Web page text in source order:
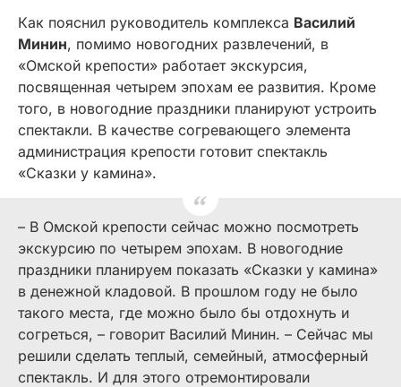
Как пояснил руководитель комплекса Василий
Минин, помимо новогодних развлечений, в
«Омской крепости» работает экскурсия,
посвященная четырем эпохам ее развития. Кроме
того, в новогодние праздники планируют устроить
спектакли. В качестве согревающего элемента
администрация крепости готовит спектакль
«Сказки у камина».
– В Омской крепости сейчас можно посмотреть
экскурсию по четырем эпохам. В новогодние
праздники планируем показать «Сказки у камина»
в денежной кладовой. В прошлом году не было
такого места, где можно было бы отдохнуть и
согреться, – говорит Василий Минин. – Сейчас мы
решили сделать теплый, семейный, атмосферный
спектакль. И для этого отремонтировали